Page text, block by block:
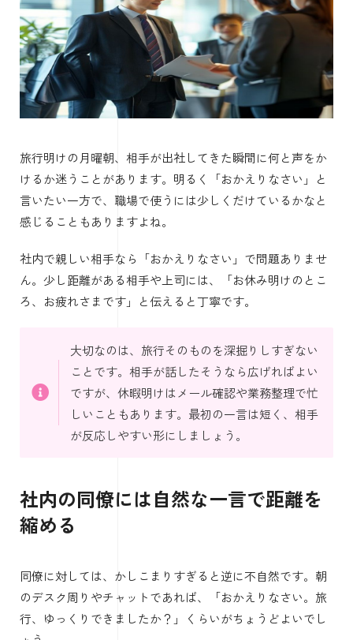
旅行明けの月曜朝、相手が出社してきた瞬間に何と声をか
けるか迷うことがあります。明るく「おかえりなさい」と
言いたい一方で、職場で使うには少しくだけているかなと
感じることもありますよね。
社内で親しい相手なら「おかえりなさい」で問題ありませ
ん。少し距離がある相手や上司には、「お休み明けのとこ
ろ、お疲れさまです」と伝えると丁寧です。
大切なのは、旅行そのものを深掘りしすぎない
ことです。相手が話したそうなら広げればよい
ですが、休暇明けはメール確認や業務整理で忙
しいこともあります。最初の一言は短く、相手
が反応しやすい形にしましょう。
社内の同僚には自然な一言で距離を
縮める
同僚に対しては、かしこまりすぎると逆に不自然です。朝
のデスク周りやチャットであれば、「おかえりなさい。旅
行、ゆっくりできましたか？」くらいがちょうどよいでし